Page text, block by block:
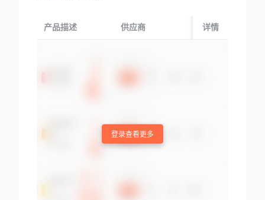
产品描述 供应商 起运国/地区
详情
登录查看更多